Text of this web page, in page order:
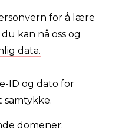
for å lære
kan nå oss og
data.
ID og dato for
samtykke.
domener: